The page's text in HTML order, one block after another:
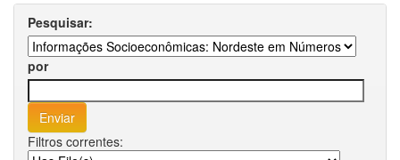
Pesquisar:
por
Filtros correntes: